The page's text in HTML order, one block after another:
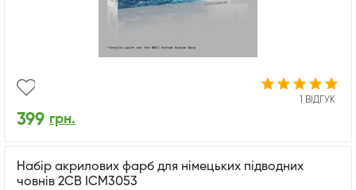
1 ВІДГУК
399 грн.
Набір акрилових фарб для німецьких підводних
човнів 2СВ ICM3053